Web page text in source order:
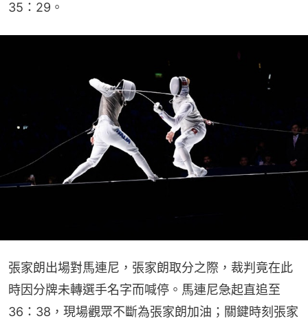
35：29。
張家朗出場對馬連尼，張家朗取分之際，裁判竟在此
時因分牌未轉選手名字而喊停。馬連尼急起直追至
36：38，現場觀眾不斷為張家朗加油；關鍵時刻張家